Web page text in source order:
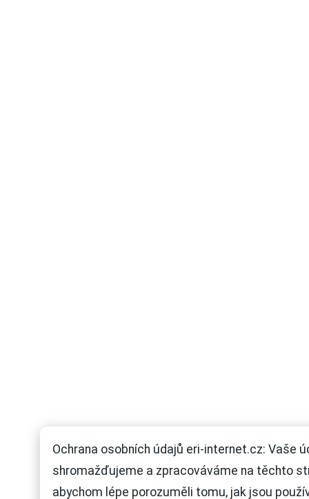
Ochrana osobních údajů eri-internet.cz: Vaše
shromažďujeme a zpracováváme na těchto
abychom lépe porozuměli tomu, jak jsou